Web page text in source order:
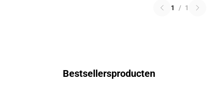
1 / 1
Bestsellersproducten